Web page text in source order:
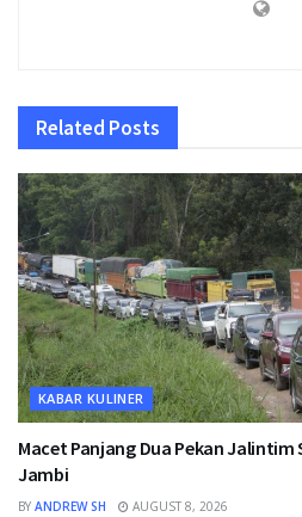
Related Posts
KABAR KULINER
Macet Panjang Dua Pekan
Jambi
BY ANDREW SH AUGUST 8, 2026